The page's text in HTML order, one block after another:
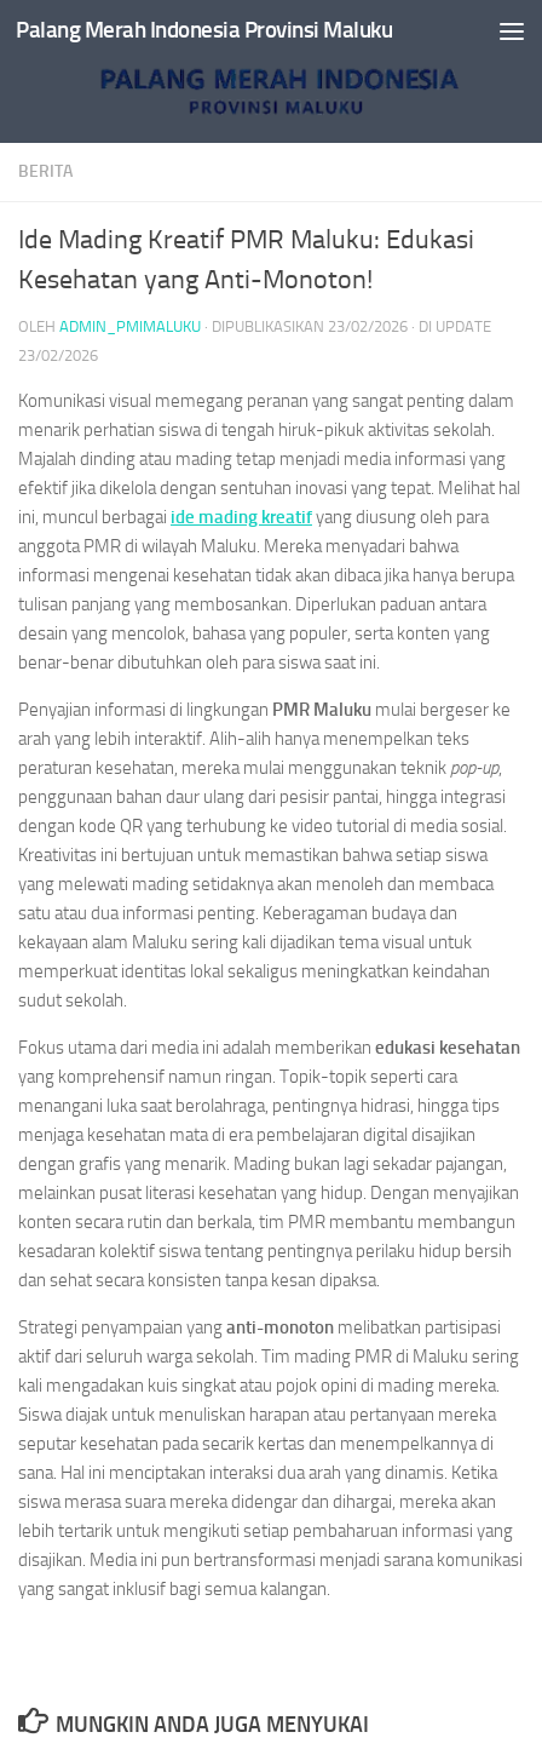
Skip to content
Palang Merah Indonesia Provinsi Maluku
BERITA
Ide Mading Kreatif PMR Maluku: Edukasi
Kesehatan yang Anti-Monoton!
OLEH ADMIN_PMIMALUKU · DIPUBLIKASIKAN 23/02/2026 · DI UPDATE
23/02/2026
Komunikasi visual memegang peranan yang sangat penting dalam
menarik perhatian siswa di tengah hiruk-pikuk aktivitas sekolah.
Majalah dinding atau mading tetap menjadi media informasi yang
efektif jika dikelola dengan sentuhan inovasi yang tepat. Melihat hal
ini, muncul berbagai ide mading kreatifyang diusung oleh para
anggota PMR di wilayah Maluku. Mereka menyadari bahwa
informasi mengenai kesehatan tidak akan dibaca jika hanya berupa
tulisan panjang yang membosankan. Diperlukan paduan antara
desain yang mencolok, bahasa yang populer, serta konten yang
benar-benar dibutuhkan oleh para siswa saat ini.
Penyajian informasi di lingkungan PMR Maluku mulai bergeser ke
arah yang lebih interaktif. Alih-alih hanya menempelkan teks
peraturan kesehatan, mereka mulai menggunakan teknik pop-up,
penggunaan bahan daur ulang dari pesisir pantai, hingga integrasi
dengan kode QR yang terhubung ke video tutorial di media sosial.
Kreativitas ini bertujuan untuk memastikan bahwa setiap siswa
yang melewati mading setidaknya akan menoleh dan membaca
satu atau dua informasi penting. Keberagaman budaya dan
kekayaan alam Maluku sering kali dijadikan tema visual untuk
memperkuat identitas lokal sekaligus meningkatkan keindahan
sudut sekolah.
Fokus utama dari media ini adalah memberikan edukasi kesehatan
yang komprehensif namun ringan. Topik-topik seperti cara
menangani luka saat berolahraga, pentingnya hidrasi, hingga tips
menjaga kesehatan mata di era pembelajaran digital disajikan
dengan grafis yang menarik. Mading bukan lagi sekadar pajangan,
melainkan pusat literasi kesehatan yang hidup. Dengan menyajikan
konten secara rutin dan berkala, tim PMR membantu membangun
kesadaran kolektif siswa tentang pentingnya perilaku hidup bersih
dan sehat secara konsisten tanpa kesan dipaksa.
Strategi penyampaian yanganti-monoton melibatkan partisipasi
aktif dari seluruh warga sekolah. Tim mading PMR di Maluku sering
kali mengadakan kuis singkat atau pojok opini di mading mereka.
Siswa diajak untuk menuliskan harapan atau pertanyaan mereka
seputar kesehatan pada secarik kertas dan menempelkannya di
sana. Hal ini menciptakan interaksi dua arah yang dinamis. Ketika
siswa merasa suara mereka didengar dan dihargai, mereka akan
lebih tertarik untuk mengikuti setiap pembaharuan informasi yang
disajikan. Media ini pun bertransformasi menjadi sarana komunikasi
yang sangat inklusif bagi semua kalangan.
MUNGKIN ANDA JUGA MENYUKAI